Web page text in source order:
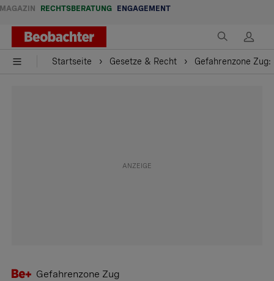
MAGAZIN RECHTSBERATUNG ENGAGEMENT
Startseite Gesetze & Recht Gefahrenzone
Gefahrenzone Zug